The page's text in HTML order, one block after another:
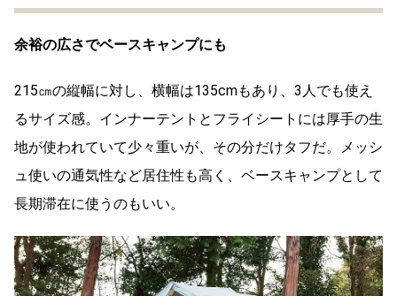
余裕の広さでベースキャンプにも
215㎝の縦幅に対し、横幅は135cmもあり、3人でも使え
るサイズ感。インナーテントとフライシートには厚手の生
地が使われていて少々重いが、その分だけタフだ。メッシ
ュ使いの通気性など居住性も高く、ベースキャンプとして
長期滞在に使うのもいい。